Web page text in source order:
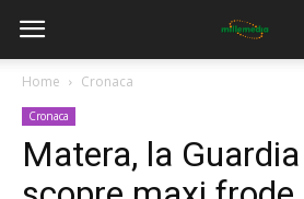
Home Cronaca
Cronaca
Matera, la